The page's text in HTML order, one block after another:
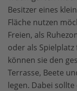
Besitzer eines
Fläche nutzen
Freien, als
oder als
können sie den
Terrasse, Beete
legen. Dabei